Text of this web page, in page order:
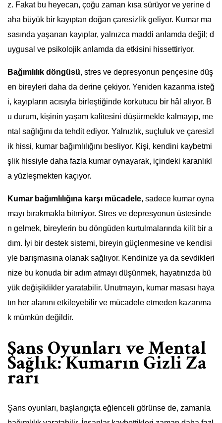
z. Fakat bu heyecan, çoğu zaman kısa sürüyor ve yerine d
aha büyük bir kayıptan doğan çaresizlik geliyor. Kumar ma
sasında yaşanan kayıplar, yalnızca maddi anlamda değil; d
uygusal ve psikolojik anlamda da etkisini hissettiriyor.
Bağımlılık döngüsü, stres ve depresyonun pençesine düş
en bireyleri daha da derine çekiyor. Yeniden kazanma isteğ
i, kayıpların acısıyla birleştiğinde korkutucu bir hâl alıyor. B
u durum, kişinin yaşam kalitesini düşürmekle kalmayıp, me
ntal sağlığını da tehdit ediyor. Yalnızlık, suçluluk ve çaresizl
ik hissi, kumar bağımlılığını besliyor. Kişi, kendini kaybetmi
şlik hissiyle daha fazla kumar oynayarak, içindeki karanlıkl
a yüzleşmekten kaçıyor.
Kumar bağımlılığına karşı mücadele, sadece kumar oyna
mayı bırakmakla bitmiyor. Stres ve depresyonun üstesinde
n gelmek, bireylerin bu döngüden kurtulmalarında kilit bir a
dım. İyi bir destek sistemi, bireyin güçlenmesine ve kendisi
yle barışmasına olanak sağlıyor. Kendinize ya da sevdikleri
nize bu konuda bir adım atmayı düşünmek, hayatınızda bü
yük değişiklikler yaratabilir. Unutmayın, kumar masası haya
tın her alanını etkileyebilir ve mücadele etmeden kazanma
k mümkün değildir.
Şans Oyunları ve Mental
Sağlık: Kumarın Gizli Za
rarı
Şans oyunları, başlangıçta eğlenceli görünse de, zamanla